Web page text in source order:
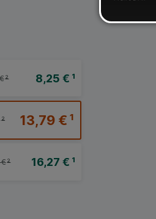
8,25 € ¹
²
13,79 €¹
²
16,27 € ¹
€²